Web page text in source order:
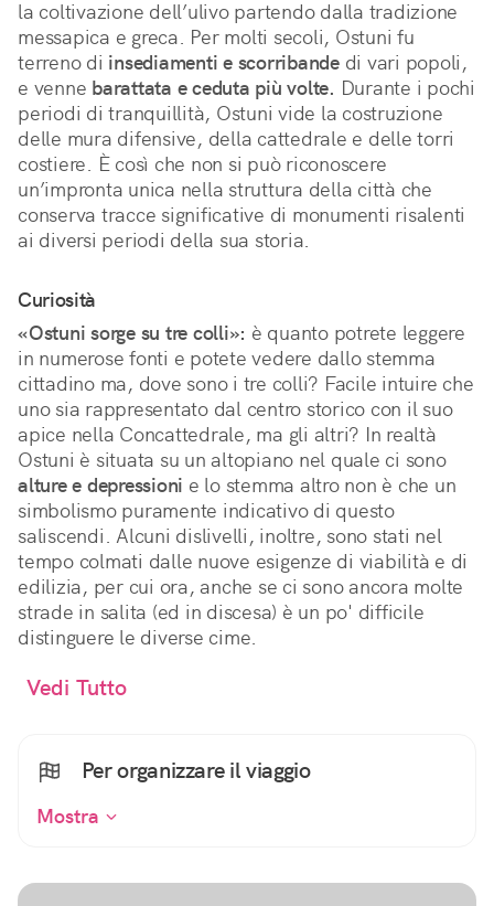
la coltivazione dell’ulivo partendo dalla tradizione
messapica e greca. Per molti secoli, Ostuni fu
terreno di insediamenti e scorribandedi vari popoli,
e venne barattata e ceduta più volte. Durante i pochi
periodi di tranquillità, Ostuni vide la costruzione
delle mura difensive, della cattedrale e delle torri
costiere. È così che non si può riconoscere
un’impronta unica nella struttura della città che
conserva tracce significative di monumenti risalenti
ai diversi periodi della sua storia.
Curiosità
«Ostuni sorge su tre colli»: è quanto potrete leggere
in numerose fonti e potete vedere dallo stemma
cittadino ma, dove sono i tre colli? Facile intuire che
uno sia rappresentato dal centro storico con il suo
apice nella Concattedrale, ma gli altri? In realtà
Ostuni è situata su un altopiano nel quale ci sono
alture e depressioni e lo stemma altro non è che un
simbolismo puramente indicativo di questo
saliscendi. Alcuni dislivelli, inoltre, sono stati nel
tempo colmati dalle nuove esigenze di viabilità e di
edilizia, per cui ora, anche se ci sono ancora molte
strade in salita (ed in discesa) è un po' difficile
distinguere le diverse cime.
Vedi Tutto
Per organizzare il viaggio
Mostra